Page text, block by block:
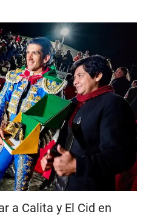
a Calita y El Cid en